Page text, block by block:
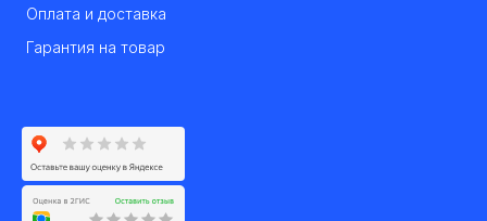
Оплата и доставка
Гарантия на товар